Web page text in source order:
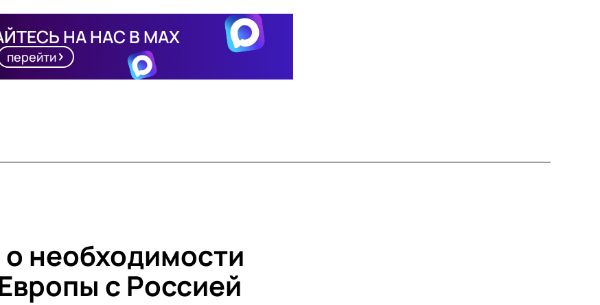
НА НАС В MAX
перейти
необходимости
с Россией